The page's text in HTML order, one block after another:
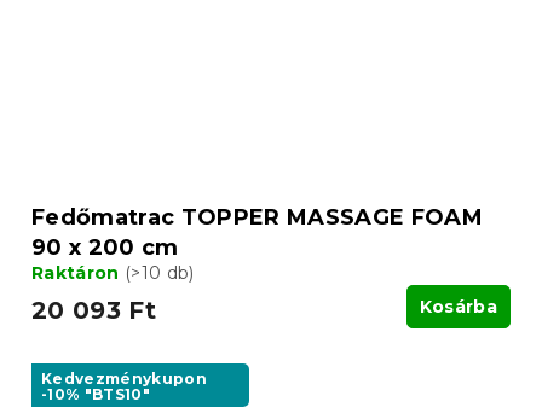
Fedőmatrac TOPPER MASSAGE FOAM
90 x 200 cm
Raktáron (>10 db)
20 093 Ft Kosárba
Kedvezménykupon
-10% "BTS10"